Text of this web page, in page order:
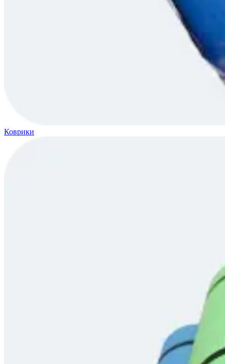
Коврики